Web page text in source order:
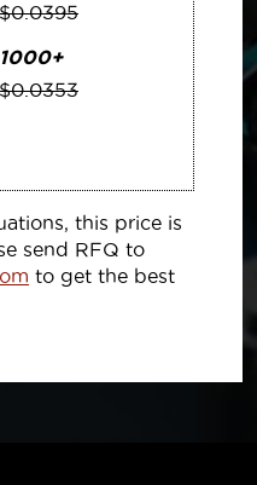
$0.0395
1000+
$0.0353
this price is
send RFQ to
to get the best